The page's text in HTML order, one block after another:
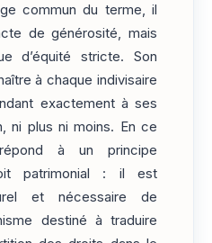
commun du terme, il
de générosité, mais
d’équité stricte. Son
à chaque indivisaire
exactement à ses
ni plus ni moins. En ce
à un principe
patrimonial : il est
et nécessaire de
destiné à traduire